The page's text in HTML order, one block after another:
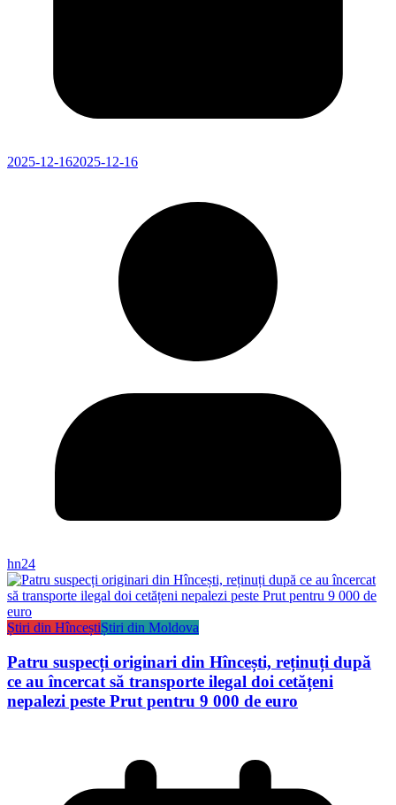
2025-12-162025-12-16
hn24
Știri din HînceștiȘtiri din Moldova
Patru suspecți originari din Hîncești, reținuți după
ce au încercat să transporte ilegal doi cetățeni
nepalezi peste Prut pentru 9 000 de euro